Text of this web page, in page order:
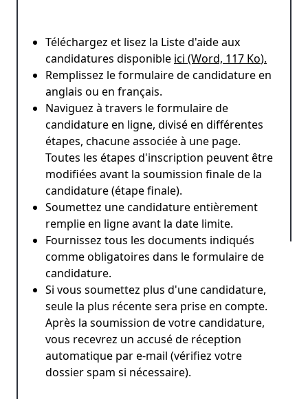
Téléchargez et lisez la Liste d'aide aux
candidatures disponible ici (Word, 117 Ko).
Remplissez le formulaire de candidature en
anglais ou en français.
Naviguez à travers le formulaire de
candidature en ligne, divisé en différentes
étapes, chacune associée à une page.
Toutes les étapes d'inscription peuvent être
modifiées avant la soumission finale de la
candidature (étape finale).
Soumettez une candidature entièrement
remplie en ligne avant la date limite.
Fournissez tous les documents indiqués
comme obligatoires dans le formulaire de
candidature.
Si vous soumettez plus d'une candidature,
seule la plus récente sera prise en compte.
Après la soumission de votre candidature,
vous recevrez un accusé de réception
automatique par e-mail (vérifiez votre
dossier spam si nécessaire).